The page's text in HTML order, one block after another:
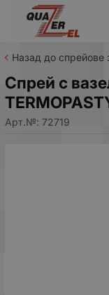
Назад до спрейове
Спрей с
Арт.№: 72719